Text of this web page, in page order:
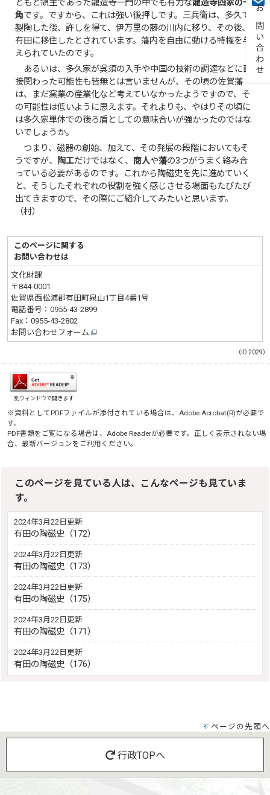
お問い合わせ
ともと領主であった龍造寺一門の中でも有力な龍造寺四家の一
角です。ですから、これは強い後押しです。三兵衛は、多久で
製陶した後、許しを得て、伊万里の藤の川内に移り、その後、
有田に移住したとされています。藩内を自由に動ける特権を与
えられていたのです。
あるいは、多久家が呉須の入手や中国の技術の調達などに直
接関わった可能性も皆無とは言いませんが、その頃の佐賀藩
は、まだ窯業の産業化など考えていなかったようですので、そ
の可能性は低いように思えます。それよりも、やはりその頃に
は多久家単体での後ろ盾としての意味合いが強かったのではな
いでしょうか。
つまり、磁器の創始、加えて、その発展の段階においてもそ
うですが、 陶工だけではなく、商人や藩の3つがうまく絡み合
っている必要があるのです。これから陶磁史を先に進めていく
と、そうしたそれぞれの役割を強く感じさせる場面もたびたび
出てきますので、その際にご紹介してみたいと思います。
（村）
このページに関する
お問い合わせは
文化財課
〒844-0001
佐賀県西松浦郡有田町泉山1丁目4番1号
電話番号：0955-43-2899
Fax：0955-43-2802
お問い合わせフォーム
（ID:2029）
別ウィンドウで開きます
※資料としてPDFファイルが添付されている場合は、Adobe Acrobat(R)が必要で
す。
PDF書類をご覧になる場合は、Adobe Readerが必要です。正しく表示されない場
合、最新バージョンをご利用ください。
このページを見ている人は、こんなページも見ていま
す。
2024年3月22日更新
有田の陶磁史（172）
2024年3月22日更新
有田の陶磁史（173）
2024年3月22日更新
有田の陶磁史（175）
2024年3月22日更新
有田の陶磁史（171）
2024年3月22日更新
有田の陶磁史（176）
ページの先頭へ
行政TOPへ